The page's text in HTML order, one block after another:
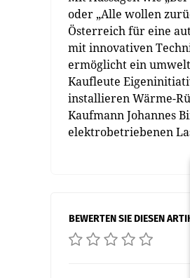
oder „Alle wollen
Österreich für eine
mit innovativen
ermöglicht ein
Kaufleute
installieren Wärme-
Kaufmann Johannes
elektrobetriebenen
BEWERTEN SIE DIESEN